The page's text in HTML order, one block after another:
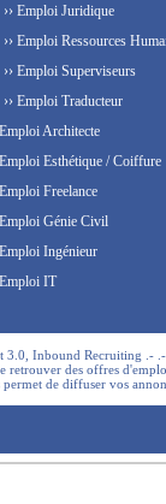
›› Emploi Juridique
›› Emploi Ressources
›› Emploi Superviseurs
›› Emploi Traducteur
Emploi Architecte
Emploi Esthétique / Coiffure
Emploi Freelance
Emploi Génie Civil
Emploi Ingénieur
Emploi IT
3.0, Inbound Recruiting .-
retrouver des offres
de diffuser vos